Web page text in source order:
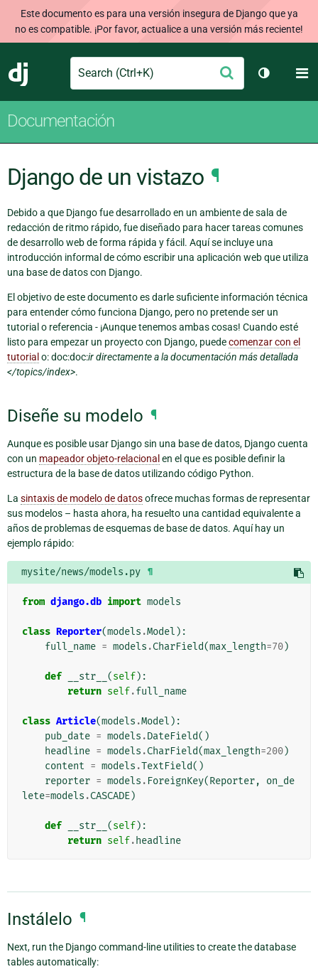
Este documento es para una versión insegura de Django que ya
no es compatible. ¡Por favor, actualice a una versión más reciente!
Django
Search Enviar
Cambiar
Documentación
Django de un vistazo ¶
Debido a que Django fue desarrollado en un ambiente de sala de
redacción de ritmo rápido, fue diseñado para hacer tareas comunes
de desarrollo web de forma rápida y fácil. Aquí se incluye una
introducción informal de cómo escribir una aplicación web que utiliza
una base de datos con Django.
El objetivo de este documento es darle suficiente información técnica
para entender cómo funciona Django, pero no pretende ser un
tutorial o referencia - ¡Aunque tenemos ambas cosas! Cuando esté
listo para empezar un proyecto con Django, puedecomenzar con el
tutorialo: doc:doc:ir directamente a la documentación más detallada
</topics/index>.
Diseñe su modelo ¶
Aunque es posible usar Django sin una base de datos, Django cuenta
con un mapeador objeto-relacional en el que es posible definir la
estructura de la base de datos utilizando código Python.
La sintaxis de modelo de datosofrece muchas formas de representar
sus modelos – hasta ahora, ha resuelto una cantidad equivalente a
años de problemas de esquemas de base de datos. Aquí hay un
ejemplo rápido:
mysite/news/models.py ¶
from django.db import models
class Reporter(models .Model ):
full_name = models .CharField(max_length=70)
def __str__ (self):
return self.full_name
class Article(models .Model ):
pub_date = models .DateField()
headline = models .CharField(max_length=200)
content = models .TextField()
reporter = models . ForeignKey(Reporter,
on_de
lete=models .CASCADE)
def __str__ (self):
return self. headline
Instálelo ¶
Next, run the Django command-line utilities to create the database
tables automatically: